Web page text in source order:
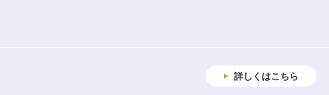
詳しくはこちら